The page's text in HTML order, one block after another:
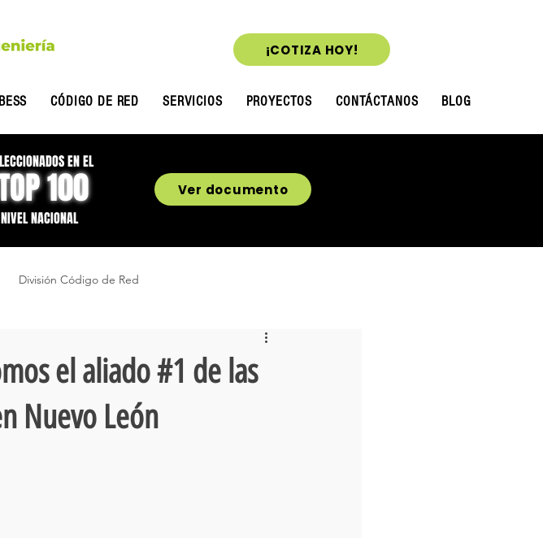
¡COTIZA HOY!
CÓDIGO DE RED SERVICIOS PROYECTOS CONTÁCTANOS BLOG
NACIONAL
100
EN EL
Ver documento
División Código de Red
el aliado #1 de las
Nuevo León